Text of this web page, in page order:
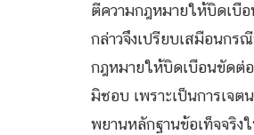
ตีความกฎหมายให้บิดเบื
กล่าวจึงเปรียบเสมือนก
กฎหมายให้บิดเบือนขัดต่
มิชอบ เพราะเป็นการเจ
พยานหลักฐานข้อเท็จจริง